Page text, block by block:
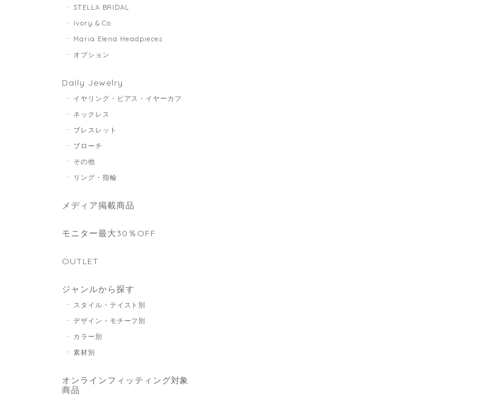
STELLA BRIDAL
Ivory & Co.
Maria Elena Headpieces
オプション
Daily Jewelry
イヤリング・ピアス・イヤーカフ
ネックレス
ブレスレット
ブローチ
その他
リング・指輪
メディア掲載商品
モニター最大30％OFF
OUTLET
ジャンルから探す
スタイル・テイスト別
デザイン・モチーフ別
カラー別
素材別
オンラインフィッティング対象
商品